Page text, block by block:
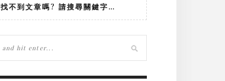
找不到文章嗎? 請搜尋關鍵字…